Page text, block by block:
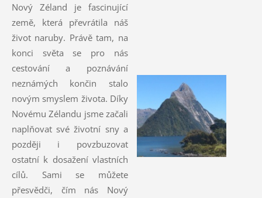
Nový Zéland je fascinující
země, která převrátila náš
život naruby. Právě tam, na
konci světa se pro nás
cestování a poznávání
neznámých končin stalo
novým smyslem života. Díky
Novému Zélandu jsme začali
naplňovat své životní sny a
později i povzbuzovat
ostatní k dosažení vlastních
cílů. Sami se můžete
přesvědči, čím nás Nový